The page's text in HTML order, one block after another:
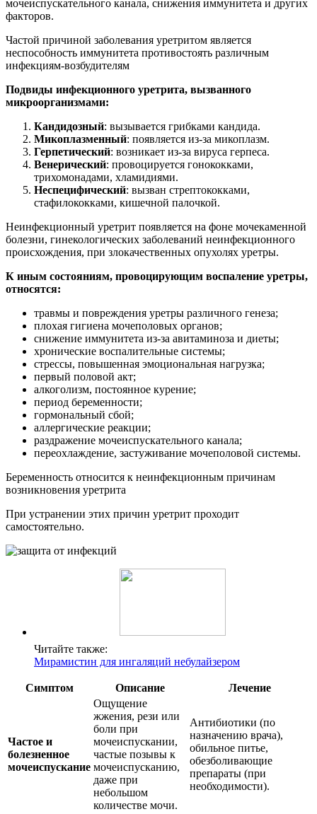
мочеиспускательного канала, снижения иммунитета и других
факторов.
Частой причиной заболевания уретритом является
неспособность иммунитета противостоять различным
инфекциям-возбудителям
Подвиды инфекционного уретрита, вызванного
микроорганизмами:
Кандидозный: вызывается грибками кандида.
Микоплазменный: появляется из-за микоплазм.
Герпетический: возникает из-за вируса герпеса.
Венерический: провоцируется гонококками,
трихомонадами, хламидиями.
Неспецифический: вызван стрептококками,
стафилококками, кишечной палочкой.
Неинфекционный уретрит появляется на фоне мочекаменной
болезни, гинекологических заболеваний неинфекционного
происхождения, при злокачественных опухолях уретры.
К иным состояниям, провоцирующим воспаление уретры,
относятся:
травмы и повреждения уретры различного генеза;
плохая гигиена мочеполовых органов;
снижение иммунитета из-за авитаминоза и диеты;
хронические воспалительные системы;
стрессы, повышенная эмоциональная нагрузка;
первый половой акт;
алкоголизм, постоянное курение;
период беременности;
гормональный сбой;
аллергические реакции;
раздражение мочеиспускательного канала;
переохлаждение, застуживание мочеполовой системы.
Беременность относится к неинфекционным причинам
возникновения уретрита
При устранении этих причин уретрит проходит
самостоятельно.
Читайте также:
Мирамистин для ингаляций небулайзером
Симптом Описание Лечение
Частое и
болезненное
мочеиспускание
Ощущение
жжения, рези или
боли при
мочеиспускании,
частые позывы к
мочеиспусканию,
даже при
небольшом
количестве мочи.
Антибиотики (по
назначению врача),
обильное питье,
обезболивающие
препараты (при
необходимости).